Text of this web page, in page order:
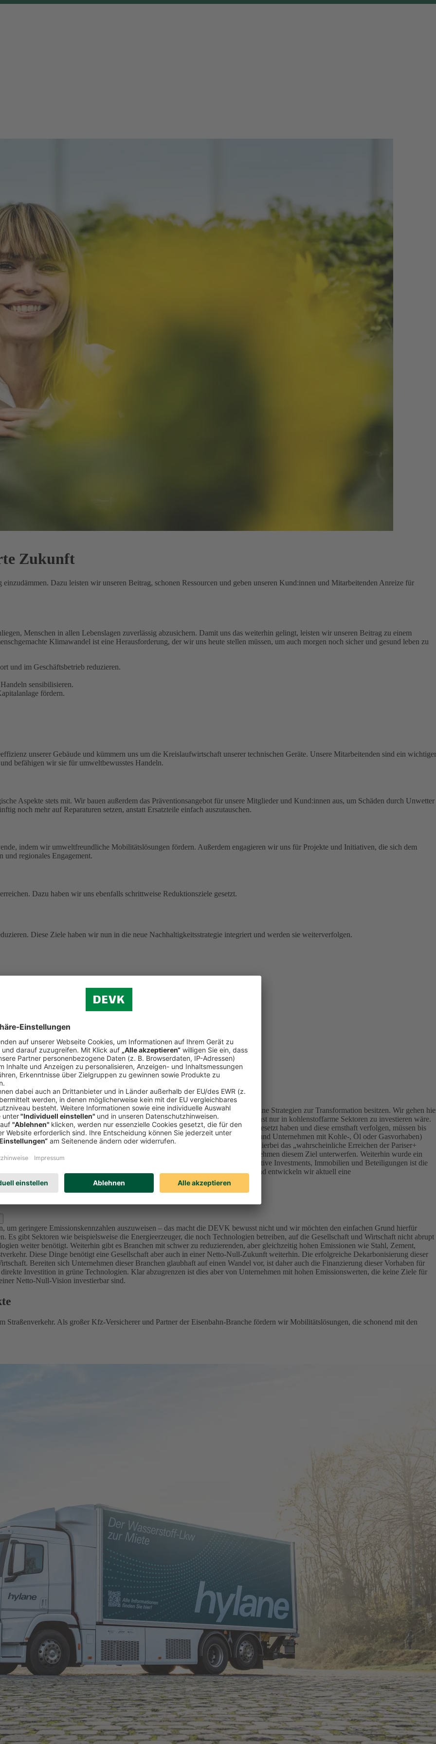
Zukunft
Dazu leisten wir unseren Beitrag, schonen Ressourcen und geben unseren Kund:innen und Mitarbeitenden Anreize für
Menschen in allen Lebenslagen zuverlässig abzusichern. Damit uns das weiterhin gelingt, leisten wir unseren Beitrag zu einem
Klimawandel ist eine Herausforderung, der wir uns heute stellen müssen, um auch morgen noch sicher und gesund leben zu
und im Geschäftsbetrieb reduzieren.
sensibilisieren.
fördern.
unserer Gebäude und kümmern uns um die Kreislaufwirtschaft unserer technischen Geräte. Unsere Mitarbeitenden sind ein wichtiger
befähigen wir sie für umweltbewusstes Handeln.
Aspekte stets mit. Wir bauen außerdem das Präventionsangebot für unsere Mitglieder und Kund:innen aus, um Schäden durch Unwetter
noch mehr auf Reparaturen setzen, anstatt Ersatzteile einfach auszutauschen.
indem wir umweltfreundliche Mobilitätslösungen fördern. Außerdem engagieren wir uns für Projekte und Initiativen, die sich dem
und regionales Engagement.
Dazu haben wir uns ebenfalls schrittweise Reduktionsziele gesetzt.
Diese Ziele haben wir nun in die neue Nachhaltigkeitsstrategie integriert und werden sie weiterverfolgen.
Pandemie-Effekte.
in Unternehmen (Aktien und Unternehmensanleihen) reduziert, die keine Strategien zur Transformation besitzen. Wir gehen
bewerten und nicht nur Emissionswerte zu betrachten, da in der Konsequenz sonst nur in kohlenstoffarme Sektoren zu investieren wäre.
sich ambitionierte Ziele im Einklang mit den internationalen Klimazielen gesetzt haben und diese ernsthaft verfolgen, müssen bis
Unternehmen bzw. Projekte (u.a. Sektoren Utilities, Materials, Energy und Unternehmen mit Kohle-, Öl oder Gasvorhaben)
an die Ziele – die von der Ratingagentur ISS ESG überprüft werden – ist hierbei das „wahrscheinliche Erreichen der Pariser+
dieses Portfolio der DEVK bis 2050 festgelegt, da sich alle investierten Unternehmen diesem Ziel unterwerfen. Weiterhin wurde ein
bis 2040 in den Kapitalanlagen festgelegt.
Für die Assetklassen Alternative Investments, Immobilien und Beteiligungen ist die
der wir uns in den nächsten Jahren stellen. Für den Immobiliendirektbestand entwickeln wir aktuell eine
ausschließen?
um geringere Emissionskennzahlen auszuweisen – das macht die DEVK bewusst nicht und wir möchten den einfachen Grund hierfür
Es gibt Sektoren wie beispielsweise die Energieerzeuger, die noch Technologien betreiben, auf die Gesellschaft und Wirtschaft nicht abrupt
weiter benötigt. Weiterhin gibt es Branchen mit schwer zu reduzierenden, aber gleichzeitig hohen Emissionen wie Stahl, Zement,
Diese Dinge benötigt eine Gesellschaft aber auch in einer Netto-Null-Zukunft weiterhin. Die erfolgreiche Dekarbonisierung dieser
Bereiten sich Unternehmen dieser Branchen glaubhaft auf einen Wandel vor, ist daher auch die Finanzierung dieser Vorhaben für
Investition in grüne Technologien. Klar abzugrenzen ist dies aber von Unternehmen mit hohen Emissionswerten, die keine Ziele für
Netto-Null-Vision investierbar sind.
Straßenverkehr. Als großer Kfz-Versicherer und Partner der Eisenbahn-Branche fördern wir Mobilitätslösungen, die schonend mit den